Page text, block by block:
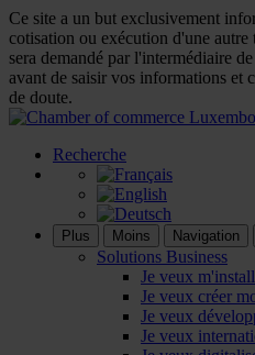
Ce site a un but exclusivement
cotisation ou exécution d'une
sera demandé par l'intermédiaire
avant de saisir vos informations et
de doute.
Recherche
Plus Moins Navigation
Solutions Business
Je veux
Je veux créer
Je veux
Je veux